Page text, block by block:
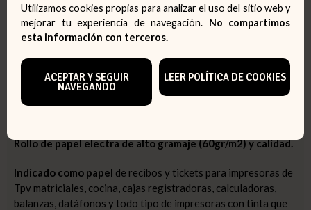
Utilizamos cookies propias para analizar el uso del sitio web y
mejorar tu experiencia de navegación. No compartimos
esta información con terceros.
ACEPTAR Y SEGUIR
NAVEGANDO
LEER POLÍTICA DE COOKIES
PEDIDO MINIMO: 1 CAJA
47,24 €
1 CAJA (80 ROLLOS)
Rollo de papel electra de alto gramaje (60gr/m2) y calidad.
Indicado como papel de recibos y tickets para impresoras de
Tpv matriciales, cocina, cajas registradoras, calculadoras,
balanzas, datáfonos y todo tipo de impresoras con tinta que